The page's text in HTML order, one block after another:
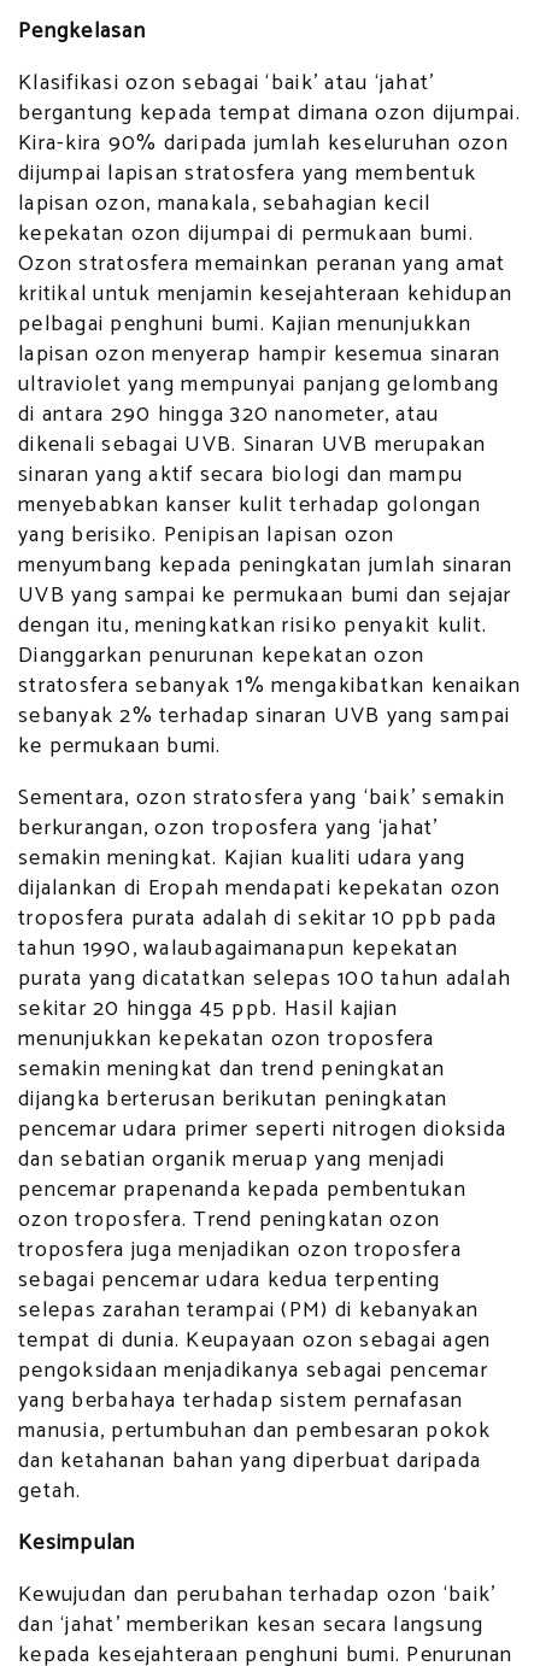
Pengkelasan
Klasifikasi ozon sebagai ‘baik’ atau ‘jahat’
bergantung kepada tempat dimana ozon dijumpai.
Kira-kira 90% daripada jumlah keseluruhan ozon
dijumpai lapisan stratosfera yang membentuk
lapisan ozon, manakala, sebahagian kecil
kepekatan ozon dijumpai di permukaan bumi.
Ozon stratosfera memainkan peranan yang amat
kritikal untuk menjamin kesejahteraan kehidupan
pelbagai penghuni bumi. Kajian menunjukkan
lapisan ozon menyerap hampir kesemua sinaran
ultraviolet yang mempunyai panjang gelombang
di antara 290 hingga 320 nanometer, atau
dikenali sebagai UVB. Sinaran UVB merupakan
sinaran yang aktif secara biologi dan mampu
menyebabkan kanser kulit terhadap golongan
yang berisiko. Penipisan lapisan ozon
menyumbang kepada peningkatan jumlah sinaran
UVB yang sampai ke permukaan bumi dan sejajar
dengan itu, meningkatkan risiko penyakit kulit.
Dianggarkan penurunan kepekatan ozon
stratosfera sebanyak 1% mengakibatkan kenaikan
sebanyak 2% terhadap sinaran UVB yang sampai
ke permukaan bumi.
Sementara, ozon stratosfera yang ‘baik’ semakin
berkurangan, ozon troposfera yang ‘jahat’
semakin meningkat. Kajian kualiti udara yang
dijalankan di Eropah mendapati kepekatan ozon
troposfera purata adalah di sekitar 10 ppb pada
tahun 1990, walaubagaimanapun kepekatan
purata yang dicatatkan selepas 100 tahun adalah
sekitar 20 hingga 45 ppb. Hasil kajian
menunjukkan kepekatan ozon troposfera
semakin meningkat dan trend peningkatan
dijangka berterusan berikutan peningkatan
pencemar udara primer seperti nitrogen dioksida
dan sebatian organik meruap yang menjadi
pencemar prapenanda kepada pembentukan
ozon troposfera. Trend peningkatan ozon
troposfera juga menjadikan ozon troposfera
sebagai pencemar udara kedua terpenting
selepas zarahan terampai (PM) di kebanyakan
tempat di dunia. Keupayaan ozon sebagai agen
pengoksidaan menjadikanya sebagai pencemar
yang berbahaya terhadap sistem pernafasan
manusia, pertumbuhan dan pembesaran pokok
dan ketahanan bahan yang diperbuat daripada
getah.
Kesimpulan
Kewujudan dan perubahan terhadap ozon ‘baik’
dan ‘jahat’ memberikan kesan secara langsung
kepada kesejahteraan penghuni bumi. Penurunan